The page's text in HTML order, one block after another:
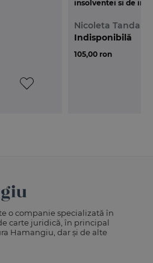
insolventei si de
Nicoleta
105,00 ron
Indisponibilă
o companie specializată în
carte juridică, în principal
Hamangiu, dar și de alte